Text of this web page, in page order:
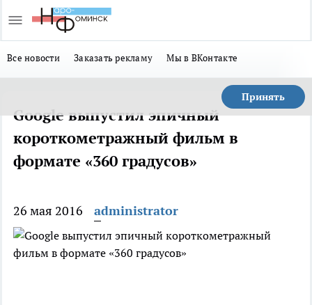
Все новости Заказать рекламу Мы в ВКонтакте
Принять
Google выпустил эпичный
короткометражный фильм в
формате «360 градусов»
26 мая 2016 administrator